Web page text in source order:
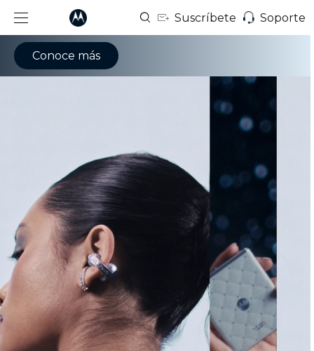
Suscríbete Soporte
Conoce más